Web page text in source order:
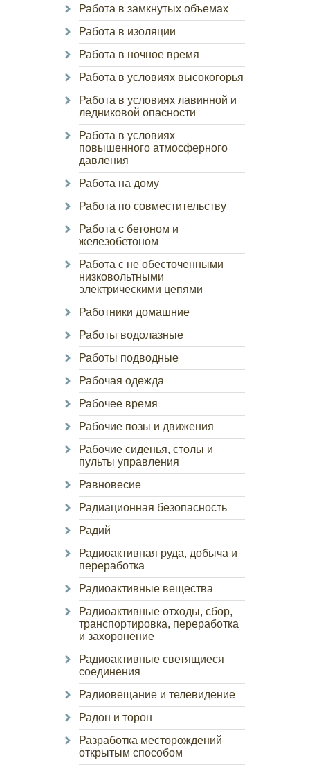
Работа в замкнутых объемах
Работа в изоляции
Работа в ночное время
Работа в условиях высокогорья
Работа в условиях лавинной и
ледниковой опасности
Работа в условиях
повышенного атмосферного
давления
Работа на дому
Работа по совместительству
Работа с бетоном и
железобетоном
Работа с не обесточенными
низковольтными
электрическими цепями
Работники домашние
Работы водолазные
Работы подводные
Рабочая одежда
Рабочее время
Рабочие позы и движения
Рабочие сиденья, столы и
пульты управления
Равновесие
Радиационная безопасность
Радий
Радиоактивная руда, добыча и
переработка
Радиоактивные вещества
Радиоактивные отходы, сбор,
транспортировка, переработка
и захоронение
Радиоактивные светящиеся
соединения
Радиовещание и телевидение
Радон и торон
Разработка месторождений
открытым способом